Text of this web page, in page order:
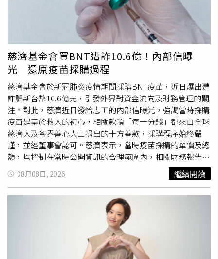
慈濟基金會買BNT遭詐10.6億！內部信曝
光 還原疫苗採購過程
慈濟基金會於新冠肺炎疫情期間採購BNT疫苗，近日爆出遭
詐騙新台幣10.6億元，引發外界對資金流向及財務管理的關
注。對此，慈濟近日發給志工的內部信曝光，強調當時採購
疫苗是基於救人的初心，相關款項「每一分錢」都來自全球
慈濟人及各界善心人士捐出的十方善款，採購程序始終嚴
謹，並經董事會認可。慈濟表示，當時疫苗採購的單價及總
額，均控制在當時公開資訊的合理範圍內，相關財務報告也
經KPMG會計師事務所查核認證，並通過衛福部委託第三方
進行的查核。慈濟指出，目前案件已進入公訴程序，基金會
將全力配合司法調查，並採取積極法律行動，依法請求賠
償、追回受託公司不當所得，盼守護社會大眾捐出的愛心與
善款。慈濟內部信全文親愛的法親家人、各位志工菩薩：有
關2021年本會委託採購BNT疫苗之代理商（鈺達公司）負
責人及相關人員涉嫌詐欺，遭台中地檢署提起公訴之案件。
得知此消息後，本會亦深感震驚，法親家人與社會大眾也非
08月08日, 2026 繼續閱讀